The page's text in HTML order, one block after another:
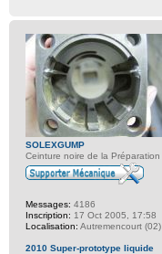
SOLEXGUMP
Ceinture noire de la Préparation
Messages: 4186
Inscription: 17 Oct 2005, 17:58
Localisation: Autremencourt (02)
2010 Super-prototype liquide